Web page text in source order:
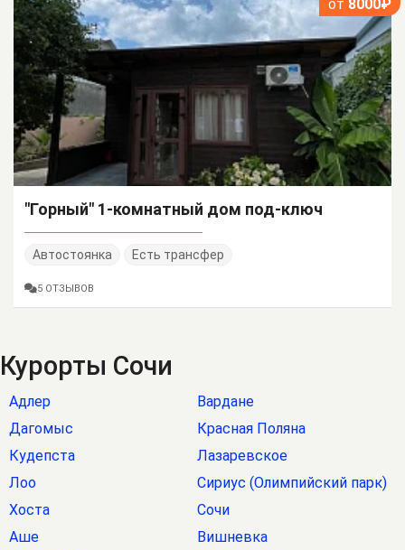
от 8000₽
"Горный" 1-комнатный дом под-ключ
Автостоянка Есть трансфер
5 ОТЗЫВОВ
Курорты Сочи
Адлер
Вардане
Дагомыс
Красная Поляна
Кудепста
Лазаревское
Лоо
Сириус (Олимпийский парк)
Хоста
Сочи
Аше
Вишневка